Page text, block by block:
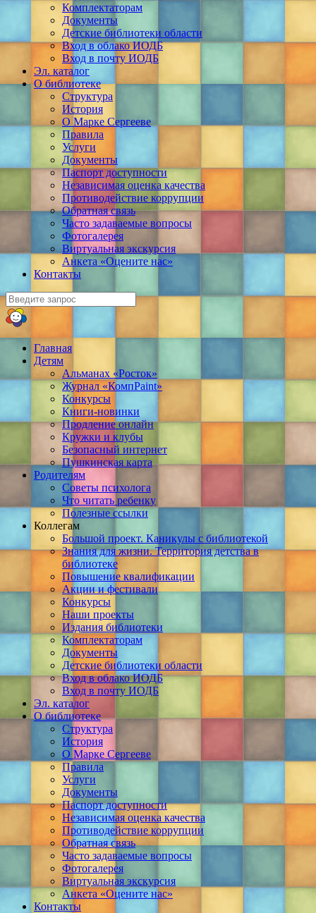
Комплектаторам
Документы
Детские библиотеки области
Вход в облако ИОДБ
Вход в почту ИОДБ
Эл. каталог
О библиотеке
Структура
История
О Марке Сергееве
Правила
Услуги
Документы
Паспорт доступности
Независимая оценка качества
Противодействие коррупции
Обратная связь
Часто задаваемые вопросы
Фотогалерея
Виртуальная экскурсия
Анкета «Оцените нас»
Контакты
Главная
Детям
Альманах «Росток»
Журнал «КомпPaint»
Конкурсы
Книги-новинки
Продление онлайн
Кружки и клубы
Безопасный интернет
Пушкинская карта
Родителям
Советы психолога
Что читать ребенку
Полезные ссылки
Коллегам
Большой проект. Каникулы с библиотекой
Знания для жизни. Территория детства в
библиотеке
Повышение квалификации
Акции и фестивали
Конкурсы
Наши проекты
Издания библиотеки
Комплектаторам
Документы
Детские библиотеки области
Вход в облако ИОДБ
Вход в почту ИОДБ
Эл. каталог
О библиотеке
Структура
История
О Марке Сергееве
Правила
Услуги
Документы
Паспорт доступности
Независимая оценка качества
Противодействие коррупции
Обратная связь
Часто задаваемые вопросы
Фотогалерея
Виртуальная экскурсия
Анкета «Оцените нас»
Контакты